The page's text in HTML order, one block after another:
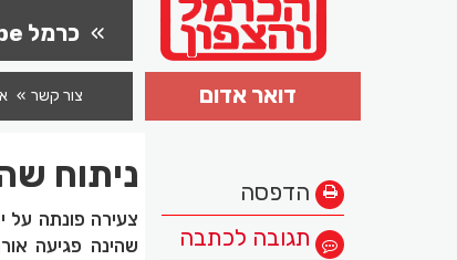
כרמל Tube
צור קשר דואר אדום
הדפסה
תגובה לכתבה
ניתוח
צעירה פונתה על
שהינה פגיעה